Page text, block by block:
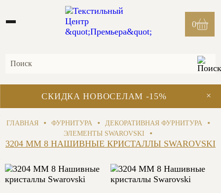
0
×
СКИДКА НОВОСЕЛАМ -15%
ГЛАВНАЯ • ФУРНИТУРА • ДЕКОРАТИВНАЯ ФУРНИТУРА •
ЭЛЕМЕНТЫ SWAROVSKI
•
3204 MM 8 НАШИВНЫЕ КРИСТАЛЛЫ SWAROVSKI